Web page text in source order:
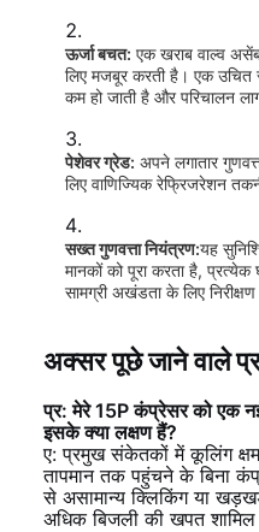
ऊर्जा बचत: एक खराब वाल्व
लिए मजबूर करती है। एक
कम हो जाती है और परिचालन
पेशेवर ग्रेड: अपने लगातार
लिए वाणिज्यिक रेफ्रिजरेशन
सख्त गुणवत्ता नियंत्रण:यह
मानकों को पूरा करता है,
सामग्री अखंडता के लिए
अक्सर पूछे जाने वाले
प्र: मेरे 15P कंप्रेसर को एक
इसके क्या लक्षण हैं?
ए: प्रमुख संकेतकों में कूलिंग
तापमान तक पहुंचने के बिना
से असामान्य क्लिकिंग या
अधिक बिजली की खपत शामिल